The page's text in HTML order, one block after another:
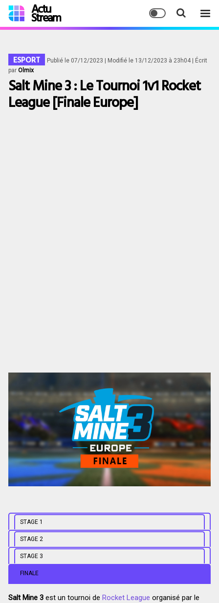
Actu
Stream
ESPORT Publié le 07/12/2023 | Modifié le 13/12/2023 à 23h04| Écrit
par Olmix
Salt Mine 3 : Le Tournoi 1v1 Rocket
League [Finale Europe]
STAGE 1
STAGE 2
STAGE 3
FINALE
Salt Mine 3est un tournoi de Rocket League organisé par le